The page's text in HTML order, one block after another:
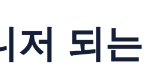
저 되